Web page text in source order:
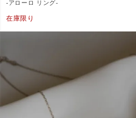
-アローロ リング-
在庫限り